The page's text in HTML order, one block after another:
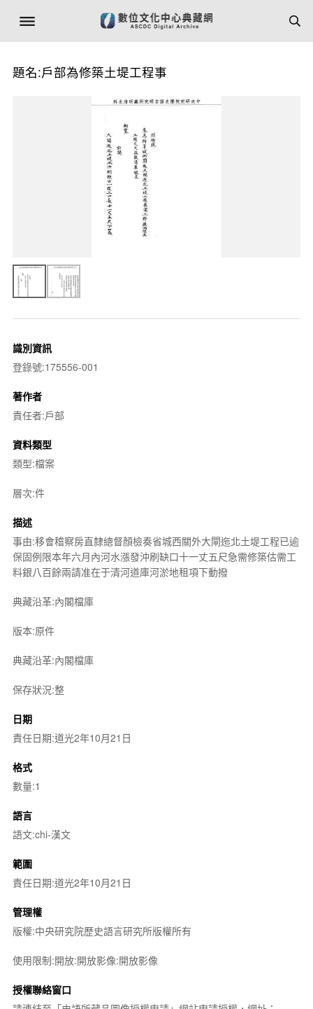
題名:戶部為修築土堤工程事
識別資訊
登錄號:175556-001
著作者
責任者:戶部
資料類型
類型:檔案
層次:件
描述
事由:移會稽察房直隸總督顏檢奏省城西關外大閘迤北土堤工程已逾
保固例限本年六月內河水漲發沖刷缺口十一丈五尺急需修築估需工
料銀八百餘兩請准在于清河道庫河淤地租項下動撥
典藏沿革:內閣檔庫
版本:原件
典藏沿革:內閣檔庫
保存狀況:整
日期
責任日期:道光2年10月21日
格式
數量:1
語言
語文:chi-漢文
範圍
責任日期:道光2年10月21日
管理權
版權:中央研究院歷史語言研究所版權所有
使用限制:開放:開放影像:開放影像
授權聯絡窗口